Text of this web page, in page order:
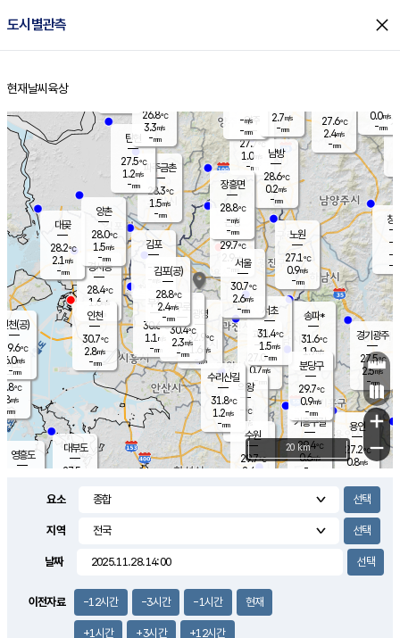
도시별관측 close
홈
현재날씨 육상
의도
℃
m/s
mm
영흥도
양주
27.7℃
1.0
-mm
과천
27.0℃
0.7m/s
- mm
용인
27.2℃
0.8m/s
경기광주
27.5℃
2.5m/s
-mm
1.1m/s
대부도
27.5
경서동
28.4℃
1.6 m/s
-mm
파주금촌
28.3℃
1.5m/s
-mm
27.6℃
2.4m/s
-mm
대곶
28.2℃
2.1 m/s
-mm
창
-
-m/
-
탄현
27.5℃
1.2m/s
-mm
0.0m/s
-mm
의왕
- ℃
m/s
mm
김포
- ℃
-m/s
mm
광명
32.9 ℃
1.6 m/s
-mm
부천
30.6℃
1.1 m/s
-mm
양촌
28.0℃
1.5m/s
-mm
구로
30.4℃
2.3m/s
-mm
은평
29.7℃
2.9 m/s
- mm
노원
27.1℃
0.9m/s
-mm
송파*
31.6℃
1.9m/s
-mm
서초
31.4℃
1.5m/s
-mm
남방
28.6℃
0.2m/s
-mm
기흥구갈
29.4℃
0.6m/s
-
수리산길
31.8℃
1.2m/s
-mm
분당구
29.7℃
0.9m/s
-mm
장흥면
28.8℃
-m/s
-mm
-m/s
-mm
인천(공)
29.6℃
6.0m/s
-mm
김포(공)
28.8℃
2.4m/s
-mm
수원
29.7℃
2.4 m/s
인천
30.7℃
2.8m/s
-mm
서울
30.7℃
2.6m/s
-mm
26.8℃
3.3m/s
-mm
2.7m/s
-mm
+
−
20 km
요소
지역
날짜
이전자료 -12시간 -3시간 -1시간 현재
+1시간 +3시간 +12시간